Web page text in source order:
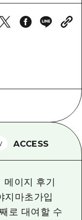
부
패스
관광안내소
교통 정보
ACCESS
메이지 후기
지마초가입
로 대여할 수